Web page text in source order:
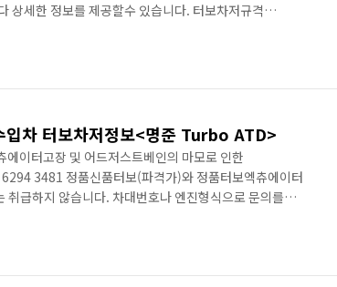
상세한 정보를 제공할수 있습니다. 터보차저규격
— 06/2016) 3' F34 GT LCI (10/2015 — 01/2020)
차 터보차저정보<명준 Turbo ATD>
이터고장 및 어드저스트베인의 마모로 인한
3481 정품신품터보(파격가)와 정품터보엑츄에이터
급하지 않습니다. 차대번호나 엔진형식으로 문의를
시내위주의 주행으로 인한 카본의 축척이 원인.
....전자식엑츄레이터교환의 핵심은 로더의 조정에